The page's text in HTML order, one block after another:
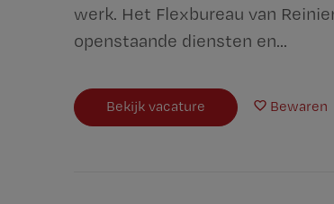
werk. Het Flexbureau van
openstaande diensten en...
Bekijk vacature Bewaren